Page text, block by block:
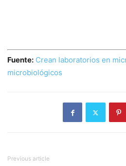
Fuente: Crean laboratorios en
microbiológicos
Previous article